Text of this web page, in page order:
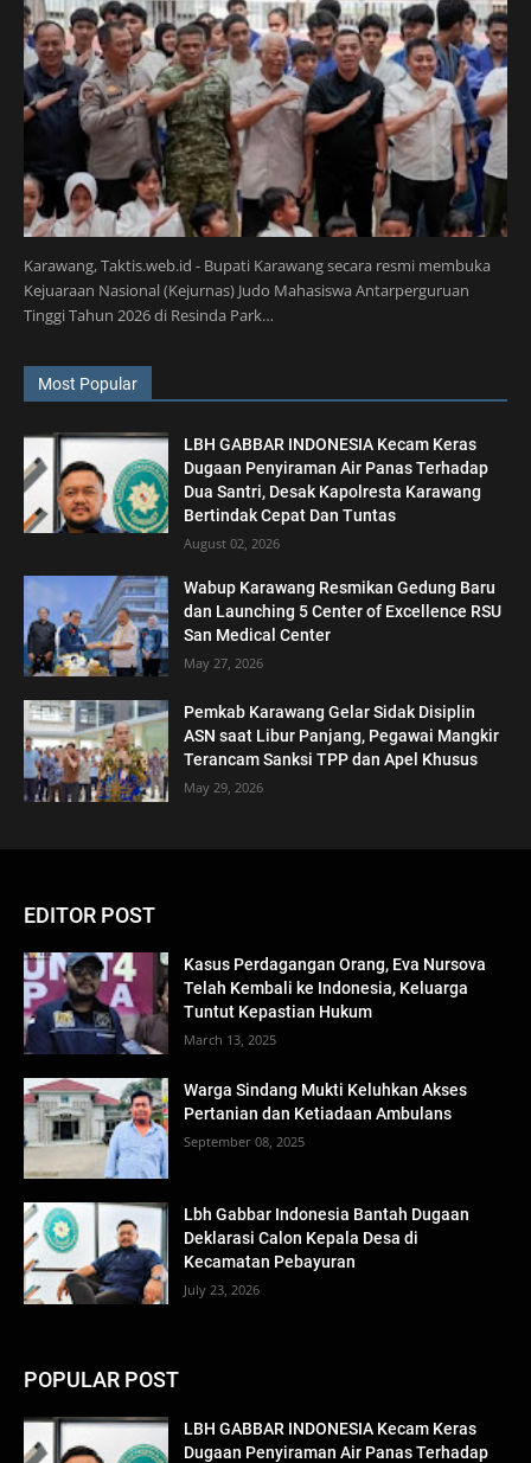
Karawang, Taktis.web.id - Bupati Karawang secara resmi membuka
Kejuaraan Nasional (Kejurnas) Judo Mahasiswa Antarperguruan
Tinggi Tahun 2026 di Resinda Park…
Most Popular
LBH GABBAR INDONESIA Kecam Keras
Dugaan Penyiraman Air Panas Terhadap
Dua Santri, Desak Kapolresta Karawang
Bertindak Cepat Dan Tuntas
August 02, 2026
Wabup Karawang Resmikan Gedung Baru
dan Launching 5 Center of Excellence RSU
San Medical Center
May 27, 2026
Pemkab Karawang Gelar Sidak Disiplin
ASN saat Libur Panjang, Pegawai Mangkir
Terancam Sanksi TPP dan Apel Khusus
May 29, 2026
EDITOR POST
Kasus Perdagangan Orang, Eva Nursova
Telah Kembali ke Indonesia, Keluarga
Tuntut Kepastian Hukum
March 13, 2025
Warga Sindang Mukti Keluhkan Akses
Pertanian dan Ketiadaan Ambulans
September 08, 2025
Lbh Gabbar Indonesia Bantah Dugaan
Deklarasi Calon Kepala Desa di
Kecamatan Pebayuran
July 23, 2026
POPULAR POST
LBH GABBAR INDONESIA Kecam Keras
Dugaan Penyiraman Air Panas Terhadap